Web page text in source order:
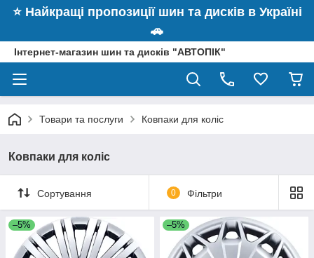
⭐️ Найкращі пропозиції шин та дисків в Україні
🚗
Інтернет-магазин шин та дисків "АВТОПІК"
Товари та послуги Ковпаки для коліс
Ковпаки для коліс
Сортування 0 Фільтри
–5% –5%